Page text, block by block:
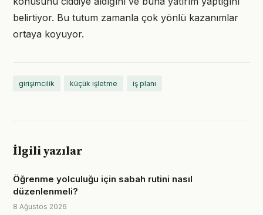
belirtiyor. Bu tutum zamanla çok yönlü kazanımlar
ortaya koyuyor.
girişimcilik küçük işletme iş planı
İlgili yazılar
Öğrenme yolculuğu için sabah rutini nasıl
düzenlenmeli?
8 Ağustos 2026